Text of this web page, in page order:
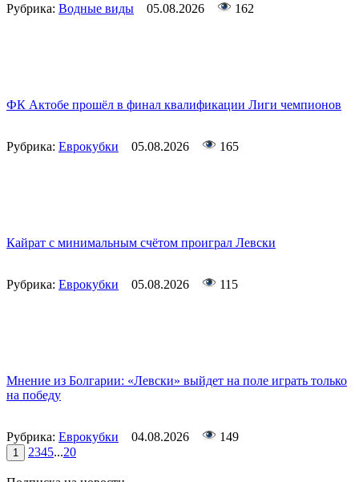
Рубрика: Водные виды 05.08.2026 162
ФК Актобе прошёл в финал квалификации Лиги чемпионов
Рубрика: Еврокубки 05.08.2026 165
Кайрат с минимальным счётом проиграл Левски
Рубрика: Еврокубки 05.08.2026 115
Мнение из Болгарии: «Левски» выйдет на поле играть только
на победу
Рубрика: Еврокубки 04.08.2026 149
1 2345...20